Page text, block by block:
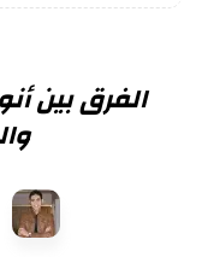
الفرق بين